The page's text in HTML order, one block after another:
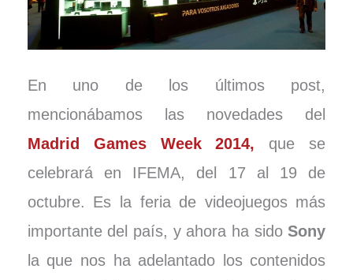
En uno de los últimos post,
mencionábamos las novedades del
Madrid Games Week 2014, que se
celebrará en IFEMA, del 17 al 19 de
octubre. Es la feria de videojuegos más
importante del país, y ahora ha sidoSony
la que nos ha adelantado los contenidos